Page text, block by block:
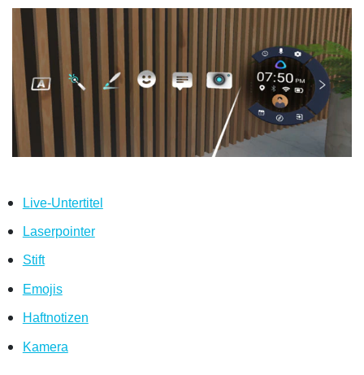
Live-Untertitel
Laserpointer
Stift
Emojis
Haftnotizen
Kamera